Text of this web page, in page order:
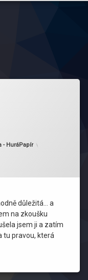
18 listopadu, 2011
- HuráPapír
důležitá… a
na zkoušku
jsem ji a zatím
tu pravou, která